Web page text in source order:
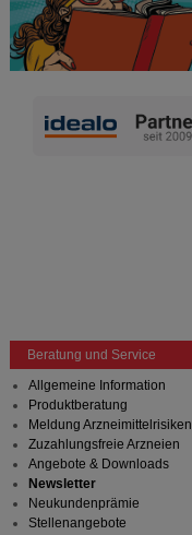
Beratung und Service
Allgemeine Information
Produktberatung
Meldung Arzneimittelrisiken
Zuzahlungsfreie Arzneien
Angebote & Downloads
Newsletter
Neukundenprämie
Stellenangebote